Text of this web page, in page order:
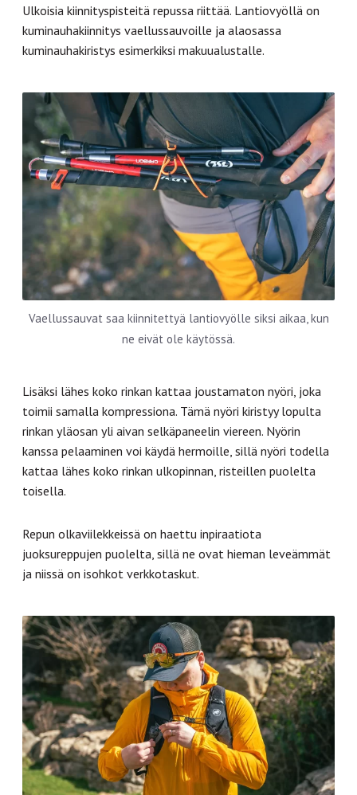
Ulkoisia kiinnityspisteitä repussa riittää. Lantiovyöllä on
kuminauhakiinnitys vaellussauvoille ja alaosassa
kuminauhakiristys esimerkiksi makuualustalle.
Vaellussauvat saa kiinnitettyä lantiovyölle siksi aikaa, kun
ne eivät ole käytössä.
Lisäksi lähes koko rinkan kattaa joustamaton nyöri, joka
toimii samalla kompressiona. Tämä nyöri kiristyy lopulta
rinkan yläosan yli aivan selkäpaneelin viereen. Nyörin
kanssa pelaaminen voi käydä hermoille, sillä nyöri todella
kattaa lähes koko rinkan ulkopinnan, risteillen puolelta
toisella.
Repun olkaviilekkeissä on haettu inpiraatiota
juoksureppujen puolelta, sillä ne ovat hieman leveämmät
ja niissä on isohkot verkkotaskut.